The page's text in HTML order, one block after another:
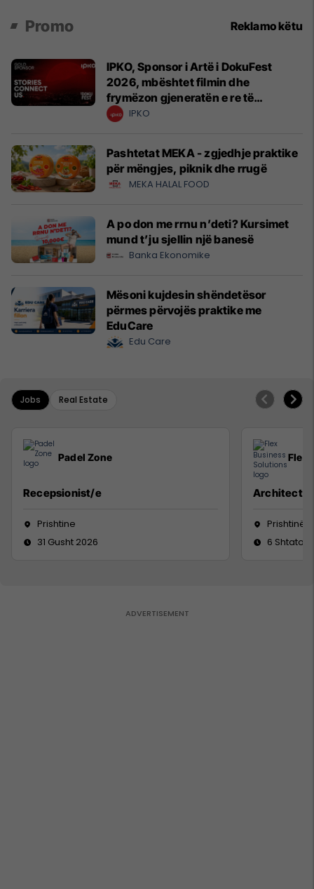
Promo Reklamo këtu
IPKO, Sponsor i Artë i DokuFest
2026, mbështet filmin dhe
frymëzon gjeneratën e re të
krijuesve
IPKO
Pashtetat MEKA - zgjedhje praktike
për mëngjes, piknik dhe rrugë
MEKA HALAL FOOD
A po don me rrnu n’deti? Kursimet
mund t’ju sjellin një banesë
Banka Ekonomike
Mësoni kujdesin shëndetësor
përmes përvojës praktike me
EduCare
Edu Care
Jobs Real Estate
Padel Zone
Recepsionist/e
Prishtine
31 Gusht 2026
Flex
Architect
Prishtinë
6 Shtator